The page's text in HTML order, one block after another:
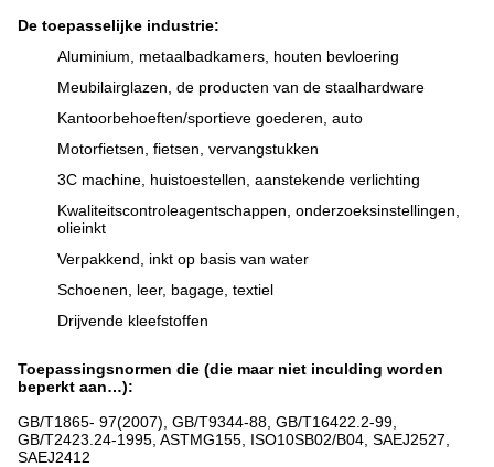
De toepasselijke industrie:
Aluminium, metaalbadkamers, houten bevloering
Meubilairglazen, de producten van de staalhardware
Kantoorbehoeften/sportieve goederen, auto
Motorfietsen, fietsen, vervangstukken
3C machine, huistoestellen, aanstekende verlichting
Kwaliteitscontroleagentschappen, onderzoeksinstellingen,
olieinkt
Verpakkend, inkt op basis van water
Schoenen, leer, bagage, textiel
Drijvende kleefstoffen
Toepassingsnormen die (die maar niet inculding worden
beperkt aan…):
GB/T1865- 97(2007), GB/T9344-88, GB/T16422.2-99,
GB/T2423.24-1995, ASTMG155, ISO10SB02/B04, SAEJ2527,
SAEJ2412